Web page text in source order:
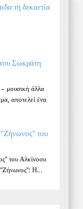
τη δεκαετία
Σωκράτη
– μουσική άλλα
αποτελεί ένα
"Ζήνωνος" του
του Αλκίνοου
"Ζήνωνος": Η...